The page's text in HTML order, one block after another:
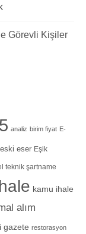
Görevli Kişiler
analiz birim fiyat E-
eski eser Eşik
teknik şartname
kamu ihale
alım
gazete restorasyon